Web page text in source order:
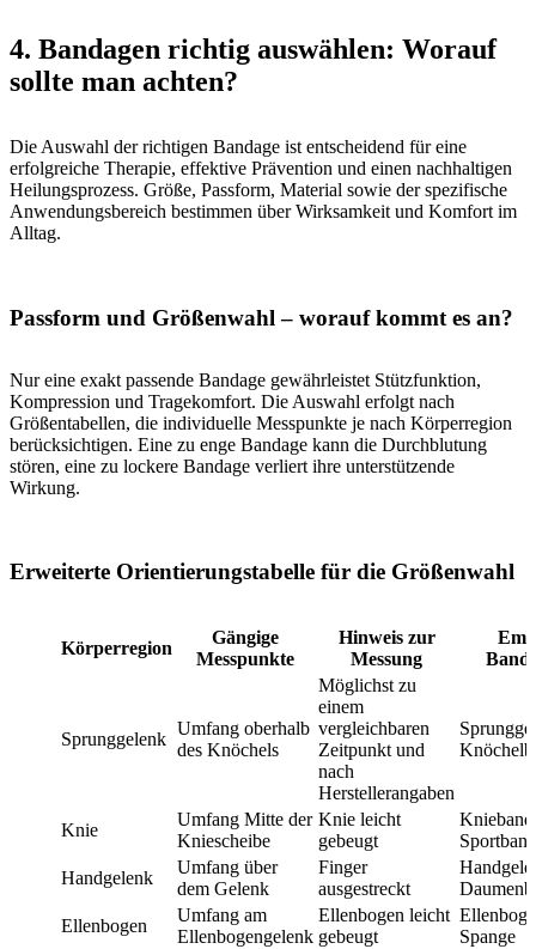
4. Bandagen richtig auswählen: Worauf
sollte man achten?
Die Auswahl der richtigen Bandage ist entscheidend für eine
erfolgreiche Therapie, effektive Prävention und einen nachhaltigen
Heilungsprozess. Größe, Passform, Material sowie der spezifische
Anwendungsbereich bestimmen über Wirksamkeit und Komfort im
Alltag.
Passform und Größenwahl – worauf kommt es an?
Nur eine exakt passende Bandage gewährleistet Stützfunktion,
Kompression und Tragekomfort. Die Auswahl erfolgt nach
Größentabellen, die individuelle Messpunkte je nach Körperregion
berücksichtigen. Eine zu enge Bandage kann die Durchblutung
stören, eine zu lockere Bandage verliert ihre unterstützende
Wirkung.
Erweiterte Orientierungstabelle für die Größenwahl
Körperregion
Gängige
Messpunkte
Hinweis zur
Messung
Sprunggelenk
Umfang oberhalb
des Knöchels
Möglichst zu
einem
vergleichbaren
Zeitpunkt und
nach
Herstellerangaben
Knie
Umfang Mitte der
Kniescheibe
Knie leicht
gebeugt
Handgelenk
Umfang über
dem Gelenk
Finger
ausgestreckt
Ellenbogen
Umfang am
Ellenbogengelenk
Ellenbogen leicht
gebeugt
Spange